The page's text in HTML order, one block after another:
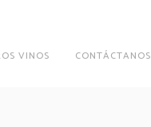
VINOS CONTÁCTANOS